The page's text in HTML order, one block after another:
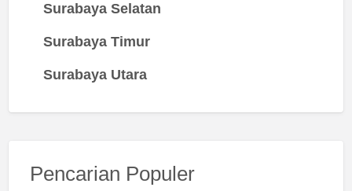
Surabaya Selatan
Surabaya Timur
Surabaya Utara
Pencarian Populer